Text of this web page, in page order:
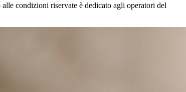
condizioni riservate è dedicato agli operatori del